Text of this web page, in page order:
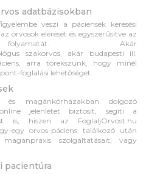
adatbázisokban
veszi a páciensek keresési
orvosok elérését és egyszerűsítve az
folyamatát. Akár
szakorvos, akár budapesti ill.
arra törekszünk, hogy minél
foglalási lehetőséget.
magánkórházakban dolgozó
jelenlétet biztosít, segíti a
is, hiszen az FoglaljOrvost.hu
egy orvos-páciens találkozó után
szolgáltatásait, vagy
pacientúra